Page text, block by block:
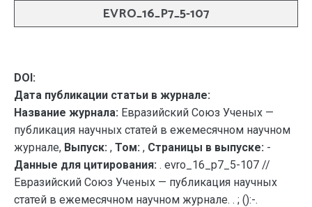
EVRO_16_P7_5-107
DOI:
Дата публикации статьи в журнале:
Название журнала: Евразийский Союз Ученых —
публикация научных статей в ежемесячном научном
журнале, Выпуск: , Том: , Страницы в выпуске: -
Данные для цитирования: . evro_16_p7_5-107 //
Евразийский Союз Ученых — публикация научных
статей в ежемесячном научном журнале. . ; ():-.